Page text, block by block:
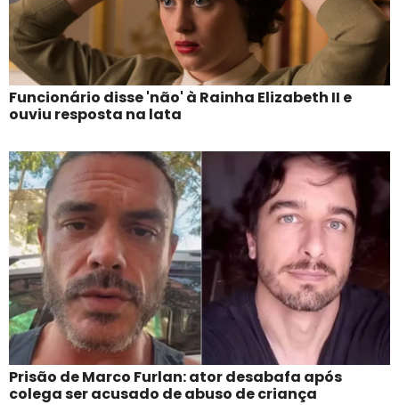
Funcionário disse 'não' à Rainha Elizabeth II e
ouviu resposta na lata
Prisão de Marco Furlan: ator desabafa após
colega ser acusado de abuso de criança